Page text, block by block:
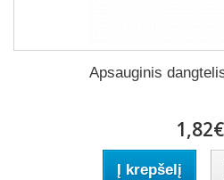
Apsauginis
1,82€
Į krepšelį